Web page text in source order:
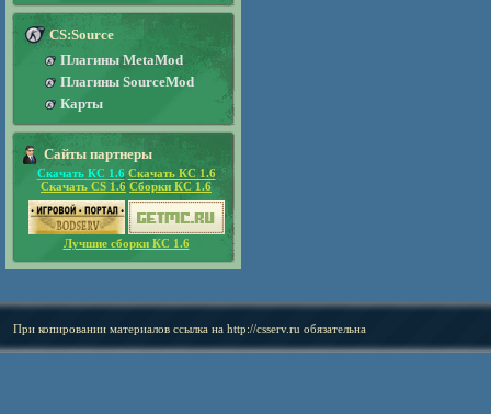
CS:Source
Плагины MetaMod
Плагины SourceMod
Карты
Сайты партнеры
Скачать КС 1.6 Скачать КС 1.6
Скачать CS 1.6 Сборки КС 1.6
Лучшие сборки КС 1.6
При копировании материалов ссылка на http://csserv.ru обязательна